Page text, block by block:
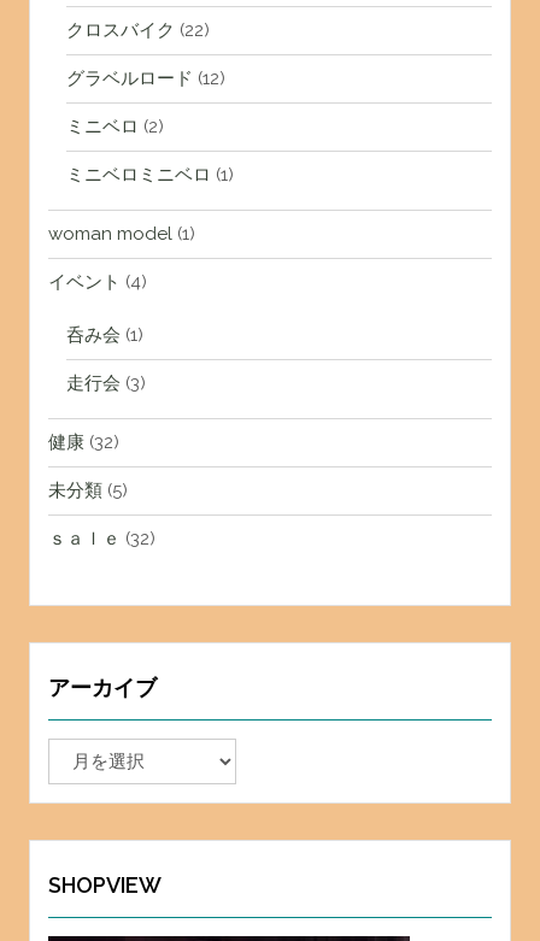
クロスバイク (22)
グラベルロード (12)
ミニベロ (2)
ミニベロミニベロ (1)
woman model(1)
イベント (4)
呑み会 (1)
走行会 (3)
健康(32)
未分類(5)
ｓａｌｅ (32)
アーカイブ
カ
SHOPVIEW